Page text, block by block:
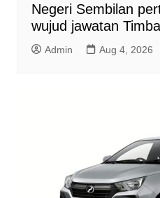
Negeri Sembilan
wujud jawatan
Admin Aug 4, 2026